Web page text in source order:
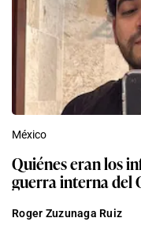
México
Quiénes eran los
guerra interna del
Roger Zuzunaga Ruiz